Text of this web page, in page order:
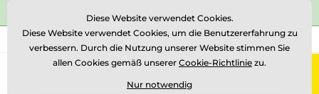
⭐Siehe 504 verifizierte Bewertungen auf
Rufen Sie uns an (Mo-Fr 15-18) +43 676 361 37 22
0
Diese Website verwendet Cookies.
Diese Website verwendet Cookies, um die Benutzererfahrung zu
verbessern. Durch die Nutzung unserer Website stimmen Sie
allen Cookies gemäß unserer Cookie-Richtlinie zu.
Nur notwendig